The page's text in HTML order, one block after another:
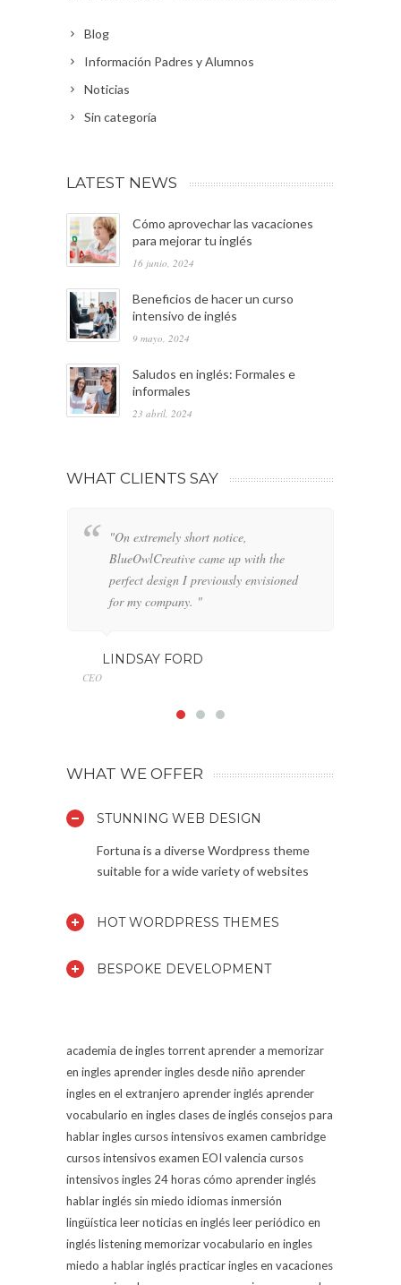
Blog
Información Padres y Alumnos
Noticias
Sin categoría
LATEST NEWS
Cómo aprovechar las vacaciones
para mejorar tu inglés
16 junio, 2024
Beneficios de hacer un curso
intensivo de inglés
9 mayo, 2024
Saludos en inglés: Formales e
informales
23 abril, 2024
WHAT CLIENTS SAY
"On extremely short notice,
BlueOwlCreative came up with the
perfect design I previously envisioned
for my company. "
LINDSAY FORD
CEO
WHAT WE OFFER
STUNNING WEB DESIGN
Fortuna is a diverse Wordpress theme
suitable for a wide variety of websites
HOT WORDPRESS THEMES
BESPOKE DEVELOPMENT
academia de ingles torrent aprender a memorizar
en ingles aprender ingles desde niño aprender
ingles en el extranjero aprender inglés aprender
vocabulario en inglesclases de inglésconsejos para
hablar inglescursos intensivos examen cambridge
cursos intensivos examen EOI valencia cursos
intensivos ingles 24 horascómo aprender inglés
hablar inglés sin miedo idiomasinmersión
lingüística leer noticias en inglésleer periódico en
ingléslisteningmemorizar vocabulario en ingles
miedo a hablar ingléspracticar ingles en vacaciones